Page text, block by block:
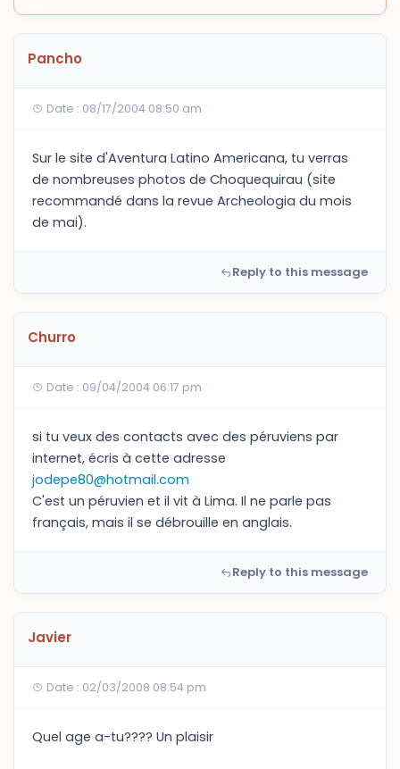
Pancho
Date : 08/17/2004 08:50 am
Sur le site d'Aventura Latino Americana, tu verras
de nombreuses photos de Choquequirau (site
recommandé dans la revue Archeologia du mois
de mai).
Reply to this message
Churro
Date : 09/04/2004 06:17 pm
si tu veux des contacts avec des péruviens par
internet, écris à cette adresse
jodepe80@hotmail.com
C'est un péruvien et il vit à Lima. Il ne parle pas
français, mais il se débrouille en anglais.
Reply to this message
Javier
Date : 02/03/2008 08:54 pm
Quel age a-tu???? Un plaisir